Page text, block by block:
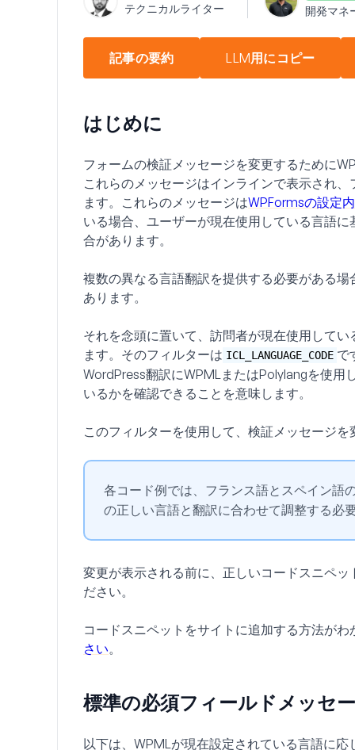
テクニカルライター
開発マネ
記事の要約 LLM用にコピー
はじめに
フォームの検証メッセージを変更するために
これらのメッセージはインラインで表示され
ます。これらのメッセージはWPFormsの設定
いる場合、ユーザーが現在使用している言語
合があります。
複数の異なる言語翻訳を提供する必要がある
あります。
それを念頭に置いて、訪問者が現在使用して
ます。そのフィルターは ICL_LANGUAGE_CODE で
WordPress翻訳にWPMLまたはPolylangを使
いるかを確認できることを意味します。
このフィルターを使用して、検証メッセージ
各コード例では、フランス語とスペイン語
の正しい言語と翻訳に合わせて調整する必
変更が表示される前に、正しいコードスニペ
ださい。
コードスニペットをサイトに追加する方法がわ
さい。
標準の必須フィールドメッセ
以下は、WPMLが現在設定されている言語に